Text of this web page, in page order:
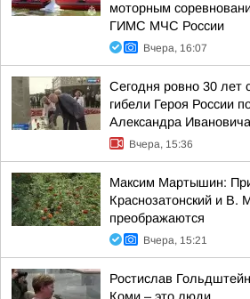
моторным
ГИМС МЧС России
Вчера, 16:07
Сегодня ровно 30 лет
гибели Героя России
Александра
Вчера, 15:36
Максим Мартышин:
Краснозатонский и В.
преображаются
Вчера, 15:21
Ростислав